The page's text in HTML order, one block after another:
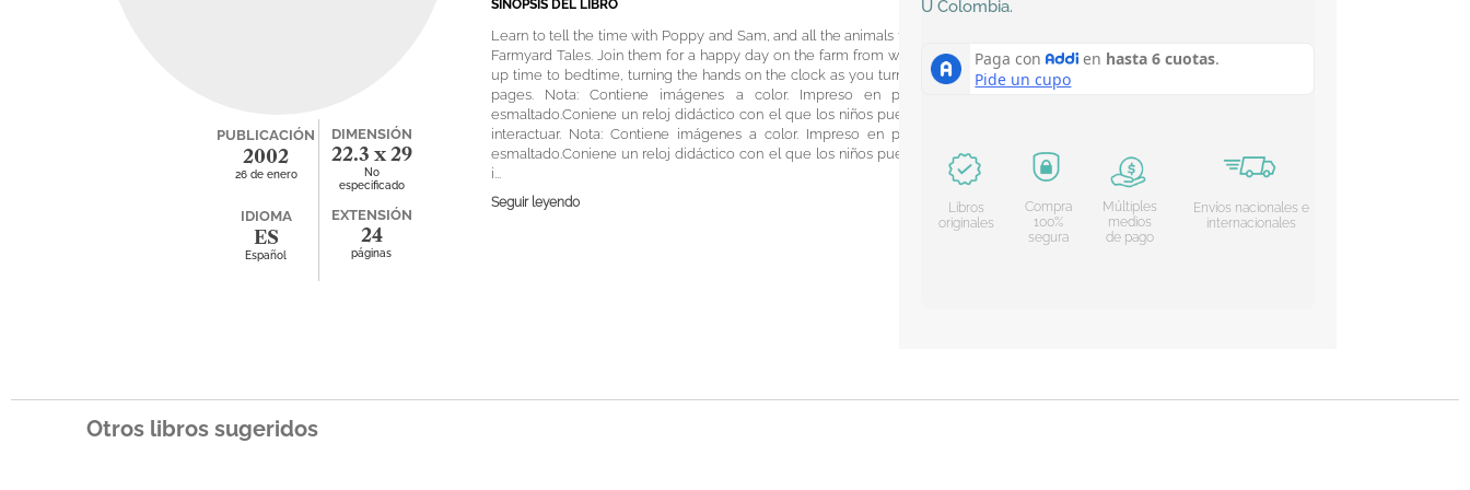
PUBLICACIÓN
2002
26 de enero
DIMENSIÓN
22.3 x 29
No
especificado
IDIOMA
ES
Español
EXTENSIÓN
24
páginas
SINOPSIS DEL LIBRO
Learn to tell the time with Poppy and Sam, and all the animals from
Farmyard Tales. Join them for a happy day on the farm from wake-
up time to bedtime, turning the hands on the clock as you turn the
pages. Nota: Contiene imágenes a color. Impreso en papel
esmaltado.Coniene un reloj didáctico con el que los niños pueden
interactuar. Nota: Contiene imágenes a color. Impreso en papel
esmaltado.Coniene un reloj didáctico con el que los niños pueden
i...
Seguir leyendo
U Colombia.
Libros
originales
Compra
100%
segura
Múltiples
medios
de pago
Envíos nacionales e
internacionales
Otros libros sugeridos